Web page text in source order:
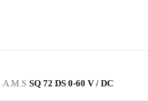
›A.M.S›SQ 72 DS 0-60 V / DC